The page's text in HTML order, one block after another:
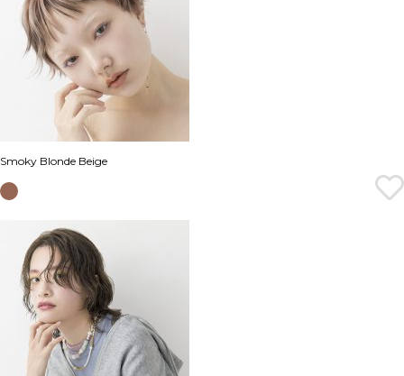
Smoky Blonde Beige